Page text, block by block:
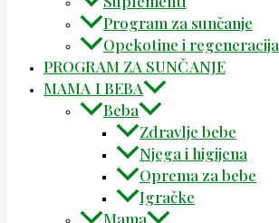
Program za sunčanje
Opekotine i regeneracija
PROGRAM ZA SUNČANJE
MAMA I BEBA
Beba
Zdravlje bebe
Njega i higijena
Oprema za bebe
Igračke
Mama